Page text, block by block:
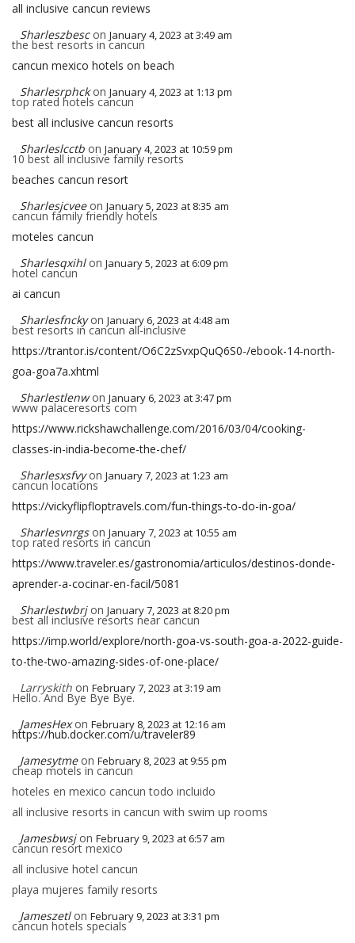
all inclusive cancun reviews
Sharleszbesc on January 4, 2023 at 3:49 am
the best resorts in cancun
cancun mexico hotels on beach
Sharlesrphck on January 4, 2023 at 1:13 pm
top rated hotels cancun
best all inclusive cancun resorts
Sharleslcctb on January 4, 2023 at 10:59 pm
10 best all inclusive family resorts
beaches cancun resort
Sharlesjcvee on January 5, 2023 at 8:35 am
cancun family friendly hotels
moteles cancun
Sharlesqxihl on January 5, 2023 at 6:09 pm
hotel cancun
ai cancun
Sharlesfncky on January 6, 2023 at 4:48 am
best resorts in cancun all-inclusive
https://trantor.is/content/O6C2zSvxpQuQ6S0-/ebook-14-north-
goa-goa7a.xhtml
Sharlestlenw on January 6, 2023 at 3:47 pm
www palaceresorts com
https://www.rickshawchallenge.com/2016/03/04/cooking-
classes-in-india-become-the-chef/
Sharlesxsfvy on January 7, 2023 at 1:23 am
cancun locations
https://vickyflipfloptravels.com/fun-things-to-do-in-goa/
Sharlesvnrgs on January 7, 2023 at 10:55 am
top rated resorts in cancun
https://www.traveler.es/gastronomia/articulos/destinos-donde-
aprender-a-cocinar-en-facil/5081
Sharlestwbrj on January 7, 2023 at 8:20 pm
best all inclusive resorts near cancun
https://imp.world/explore/north-goa-vs-south-goa-a-2022-guide-
to-the-two-amazing-sides-of-one-place/
Larryskith on February 7, 2023 at 3:19 am
Hello. And Bye Bye Bye.
JamesHex on February 8, 2023 at 12:16 am
https://hub.docker.com/u/traveler89
Jamesytme on February 8, 2023 at 9:55 pm
cheap motels in cancun
hoteles en mexico cancun todo incluido
all inclusive resorts in cancun with swim up rooms
Jamesbwsj on February 9, 2023 at 6:57 am
cancun resort mexico
all inclusive hotel cancun
playa mujeres family resorts
Jameszetl on February 9, 2023 at 3:31 pm
cancun hotels specials